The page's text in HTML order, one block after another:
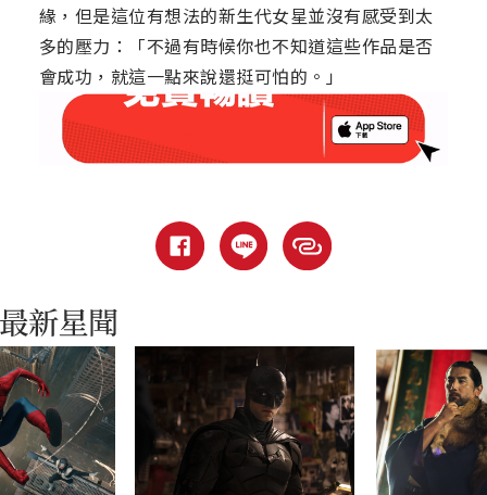
緣，但是這位有想法的新生代女星並沒有感受到太
多的壓力：「不過有時候你也不知道這些作品是否
會成功，就這一點來說還挺可怕的。」